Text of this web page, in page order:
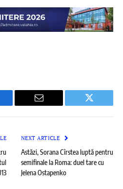
Email Twitter
NEXT ARTICLE
Astăzi, Sorana Cîrstea luptă pentru
semifinale la Roma: duel tare cu
Jelena Ostapenko